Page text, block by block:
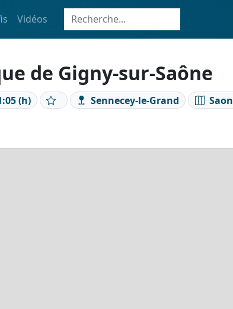
Vidéos
de Gigny-sur-Saône
(h) Sennecey-le-Grand